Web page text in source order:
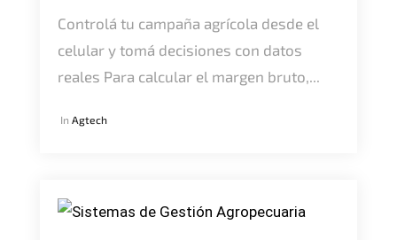
Controlá tu campaña agrícola desde el
celular y tomá decisiones con datos
reales Para calcular el margen bruto,...
In Agtech